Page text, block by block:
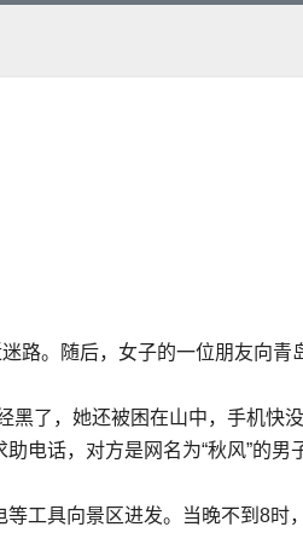
路。随后，女子的一位朋友向青
黑了，她还被困在山中，手机快
电话，对方是网名为“秋风”的男
工具向景区进发。当晚不到8时